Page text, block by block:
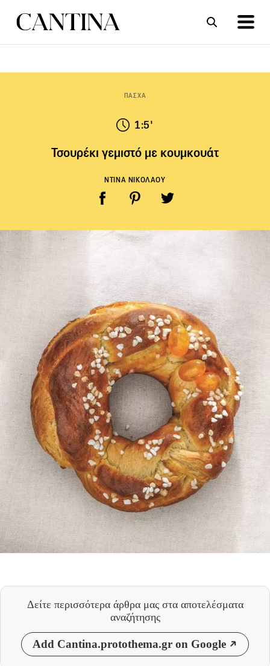
ΠΑΣΧΑ
1:5'
Τσουρέκι γεμιστό με κουμκουάτ
ΝΤΙΝΑ ΝΙΚΟΛΑΟΥ
Δείτε περισσότερα άρθρα μας στα αποτελέσματα
αναζήτησης
Add Cantina.protothema.gr on Google